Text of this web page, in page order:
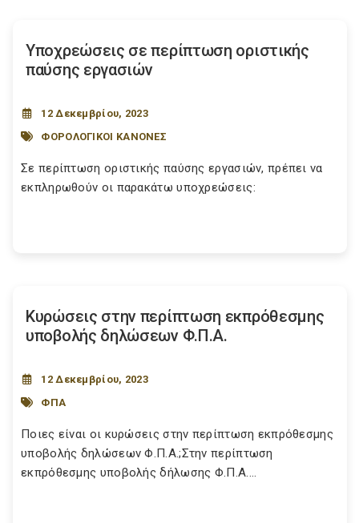
Υποχρεώσεις σε περίπτωση οριστικής
παύσης εργασιών
12 Δεκεμβρίου, 2023
ΦΟΡΟΛΟΓΙΚΟΙ ΚΑΝΟΝΕΣ
Σε περίπτωση οριστικής παύσης εργασιών, πρέπει να
εκπληρωθούν οι παρακάτω υποχρεώσεις:
Κυρώσεις στην περίπτωση εκπρόθεσμης
υποβολής δηλώσεων Φ.Π.Α.
12 Δεκεμβρίου, 2023
ΦΠΑ
Ποιες είναι οι κυρώσεις στην περίπτωση εκπρόθεσμης
υποβολής δηλώσεων Φ.Π.Α.;Στην περίπτωση
εκπρόθεσμης υποβολής δήλωσης Φ.Π.Α....